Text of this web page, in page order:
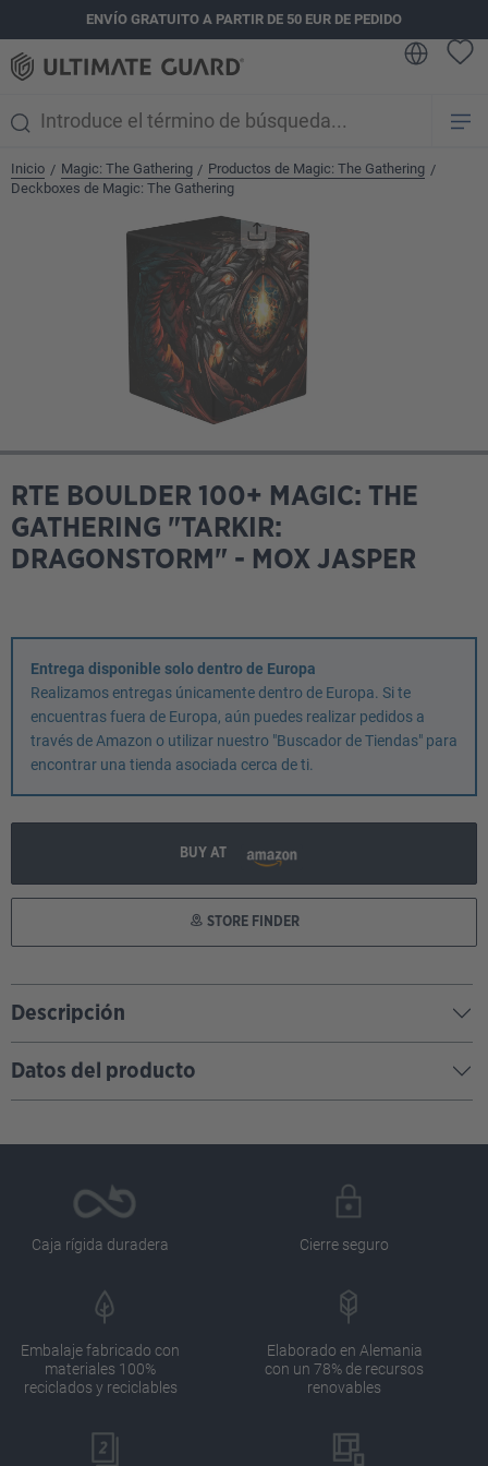
principalENVÍO GRATUITO A PARTIR DE 50 EUR DE PEDIDO
Inicio / Magic: The Gathering / Productos de Magic: The Gathering /
Deckboxes de Magic: The Gathering
Omitir galería de imágenes
RTE BOULDER 100+ MAGIC: THE
GATHERING "TARKIR:
DRAGONSTORM" - MOX JASPER
Entrega disponible solo dentro de Europa
Realizamos entregas únicamente dentro de Europa. Si te
encuentras fuera de Europa, aún puedes realizar pedidos a
través de Amazon o utilizar nuestro "Buscador de Tiendas" para
encontrar una tienda asociada cerca de ti.
BUY AT
STORE FINDER
Descripción
Datos del producto
Caja rígida duradera Cierre seguro
Embalaje fabricado con
materiales 100%
reciclados y reciclables
Elaborado en Alemania
con un 78% de recursos
renovables